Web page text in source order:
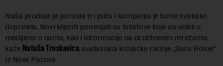
Naša prodaja je porasla tri puta i kampanja je tome svakako
doprinela. Novi klijenti pominjali su tekstove koje su videli u
medijima o nama, kao i informacije na društvenim mrežama,
kaže Nataša Treskavica, suvlasnica krojačke radnje „Sara Home“
iz Nove Pazove.